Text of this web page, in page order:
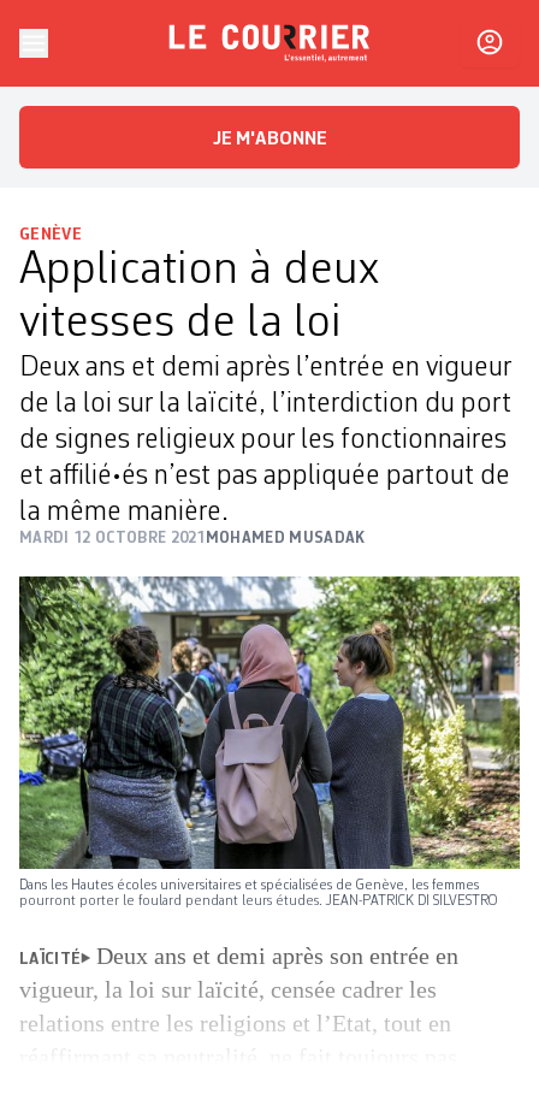
Le CourrierL'essentiel, autrement
JE M'ABONNE
GENÈVE
Application à deux
vitesses de la loi
Deux ans et demi après l’entrée en vigueur
de la loi sur la laïcité, l’interdiction du port
de signes religieux pour les fonctionnaires
et affilié•és n’est pas appliquée partout de
la même manière.
MARDI 12 OCTOBRE 2021 MOHAMED MUSADAK
Dans les Hautes écoles universitaires et spécialisées de Genève, les femmes
pourront porter le foulard pendant leurs études. JEAN-PATRICK DI SILVESTRO
LAÏCITÉ
Deux ans et demi après son entrée en
vigueur, la loi sur laïcité, censée cadrer les
relations entre les religions et l’Etat, tout en